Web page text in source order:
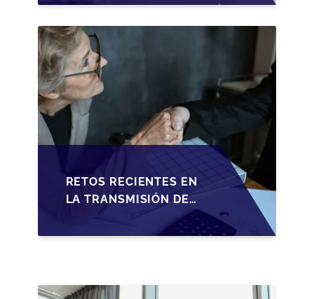
PYMES ESPAÑOLAS
RETOS RECIENTES EN
LA TRANSMISIÓN DE
PYMES ESPAÑOLAS:
ADAPTACIONES
2026